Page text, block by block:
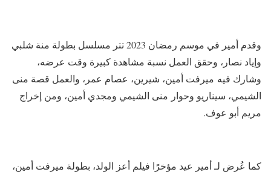
وقدم أمير في موسم رمضان 2023 تتر مسلسل بطولة منة شلبي
وإياد نصار، وحقق العمل نسبة مشاهدة كبيرة وقت عرضه،
وشارك فيه ميرفت أمين، شيرين، عصام عمر، والعمل قصة منى
الشيمي، سيناريو وحوار منى الشيمي ومجدي أمين، ومن إخراج
مريم أبو عوف.
كما عُرض لـ أمير عيد مؤخرًا فيلم أعز الولد، بطولة ميرفت أمين،